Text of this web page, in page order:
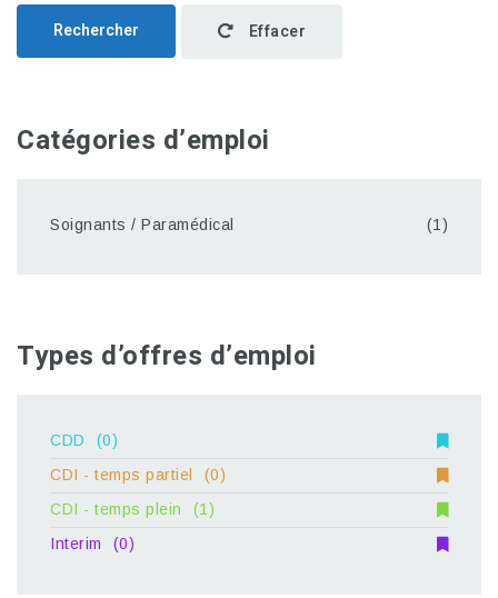
Rechercher Effacer
Catégories d’emploi
Soignants / Paramédical (1)
Types d’offres d’emploi
CDD
(0)
CDI - temps partiel
(0)
CDI - temps plein
(1)
Interim
(0)